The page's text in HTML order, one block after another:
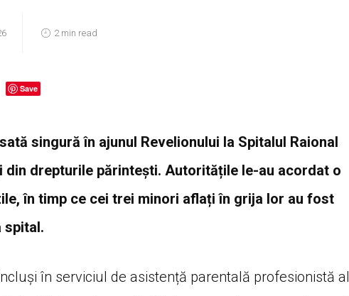
2 min read
Save
singură în ajunul Revelionului la Spitalul Raional
din drepturile părintești. Autoritățile le-au acordat o
în timp ce cei trei minori aflați în grija lor au fost
spital.
în serviciul de asistență parentală profesionistă al